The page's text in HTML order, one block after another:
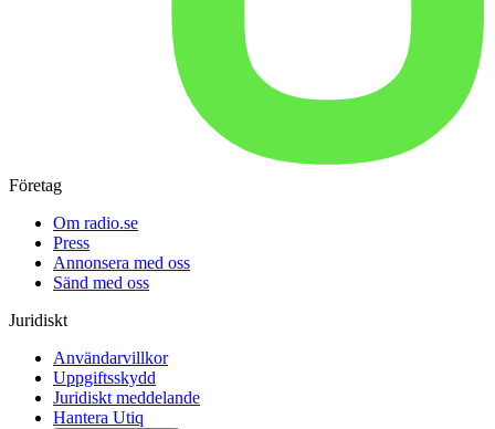
Företag
Om radio.se
Press
Annonsera med oss
Sänd med oss
Juridiskt
Användarvillkor
Uppgiftsskydd
Juridiskt meddelande
Hantera Utiq